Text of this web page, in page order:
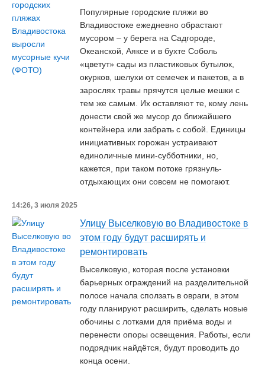
Популярные городские пляжи во
Владивостоке ежедневно обрастают
мусором – у берега на Садгороде,
Океанской, Аяксе и в бухте Соболь
«цветут» сады из пластиковых бутылок,
окурков, шелухи от семечек и пакетов, а в
зарослях травы прячутся целые мешки с
тем же самым. Их оставляют те, кому лень
донести свой же мусор до ближайшего
контейнера или забрать с собой. Единицы
инициативных горожан устраивают
единоличные мини-субботники, но,
кажется, при таком потоке грязнуль-
отдыхающих они совсем не помогают.
14:26, 3 июля 2025
Улицу Выселковую во Владивостоке в
этом году будут расширять и
ремонтировать
Выселковую, которая после установки
барьерных ограждений на разделительной
полосе начала сползать в овраги, в этом
году планируют расширить, сделать новые
обочины с лотками для приёма воды и
перенести опоры освещения. Работы, если
подрядчик найдётся, будут проводить до
конца осени.